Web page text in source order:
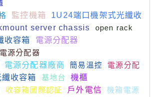
監控機箱
1U24端口機架式光纖收
server chassis
open rack
收容箱
電源分配器
電源分配器
電源分配器廠商 簡易溫控
電源分配
收容箱 基地台
機櫃
收容箱國際認証 戶外電信
機箱電源